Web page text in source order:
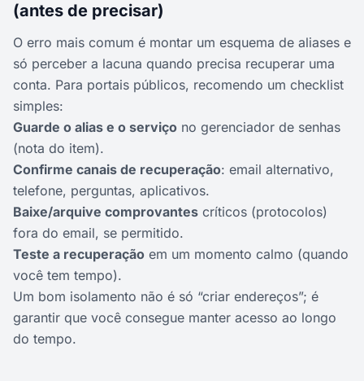
(antes de precisar)
O erro mais comum é montar um esquema de aliases e
só perceber a lacuna quando precisa recuperar uma
conta. Para portais públicos, recomendo um checklist
simples:
Guarde o alias e o serviço no gerenciador de senhas
(nota do item).
Confirme canais de recuperação: email alternativo,
telefone, perguntas, aplicativos.
Baixe/arquive comprovantes críticos (protocolos)
fora do email, se permitido.
Teste a recuperação em um momento calmo (quando
você tem tempo).
Um bom isolamento não é só “criar endereços”; é
garantir que você consegue manter acesso ao longo
do tempo.